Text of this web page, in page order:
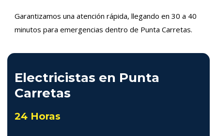
Garantizamos una atención rápida, llegando en 30 a 40
minutos para emergencias dentro de Punta Carretas.
Electricistas en Punta
Carretas
24 Horas